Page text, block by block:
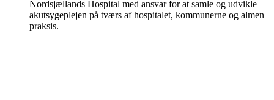
Nordsjællands Hospital med ansvar for at samle og udvikle
akutsygeplejen på tværs af hospitalet, kommunerne og almen
praksis.